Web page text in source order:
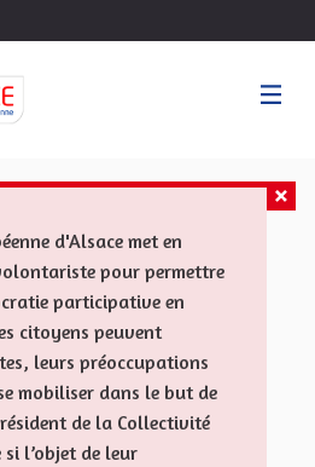
d'Alsace met en
pour permettre
participative en
citoyens peuvent
leurs préoccupations
mobiliser dans le but de
de la Collectivité
l’objet de leur